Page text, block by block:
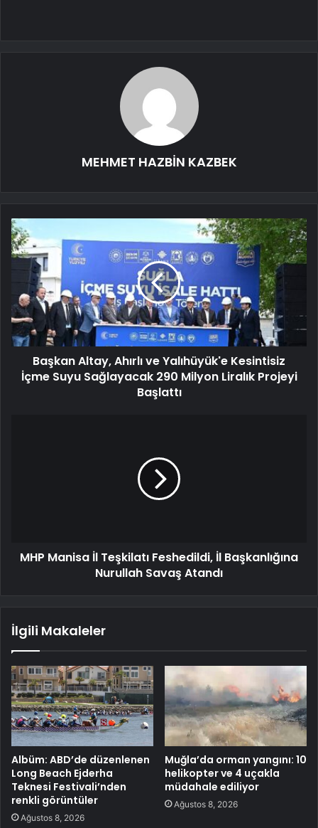
MEHMET HAZBİN KAZBEK
Başkan Altay, Ahırlı ve Yalıhüyük'e Kesintisiz
İçme Suyu Sağlayacak 290 Milyon Liralık Projeyi
Başlattı
MHP Manisa İl Teşkilatı Feshedildi, İl Başkanlığına
Nurullah Savaş Atandı
İlgili Makaleler
Albüm: ABD’de düzenlenen
Long Beach Ejderha
Teknesi Festivali’nden
renkli görüntüler
Ağustos 8, 2026
Muğla’da orman yangını: 10
helikopter ve 4 uçakla
müdahale ediliyor
Ağustos 8, 2026